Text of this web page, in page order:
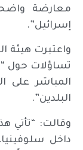
معارضة
إسرائيل”.
واعتبرت هيئة
تساؤلات حول
المباشر على
البلدين”.
وقالت: “تأتي
داخل